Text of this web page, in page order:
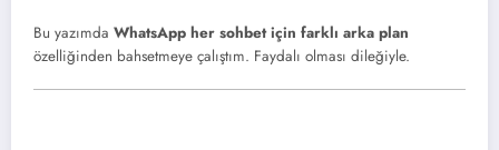
Bu yazımda WhatsApp her sohbet için farklı arka plan
özelliğinden bahsetmeye çalıştım. Faydalı olması dileğiyle.